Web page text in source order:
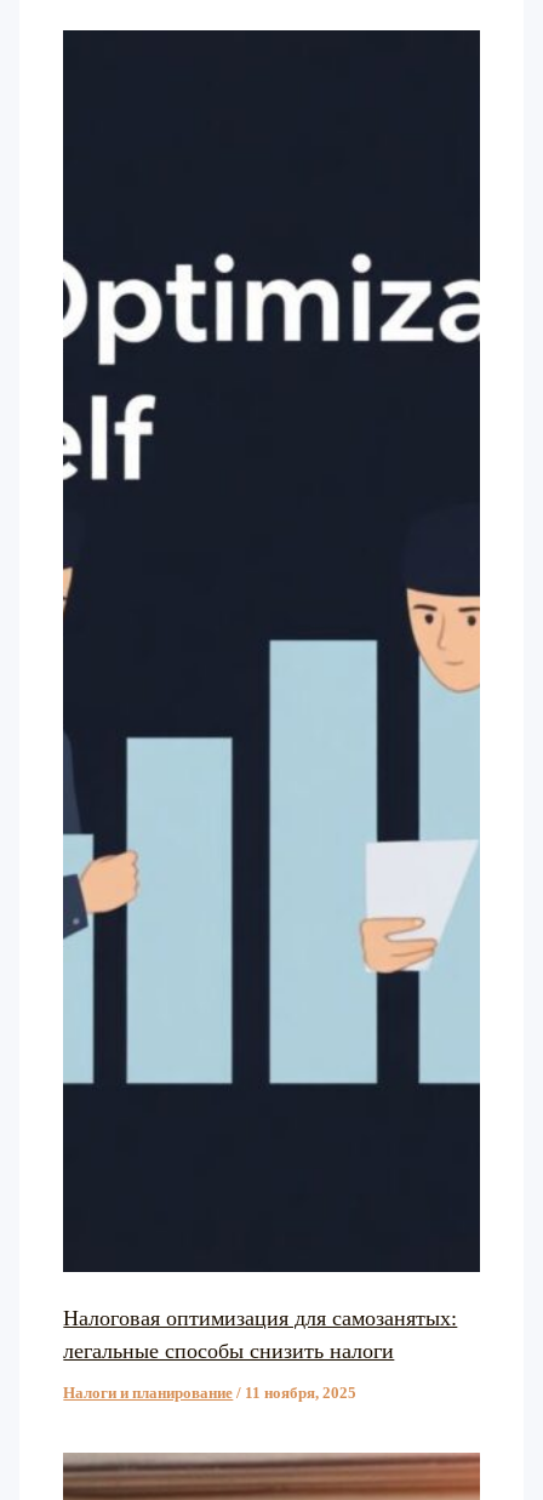
Налоговая оптимизация для самозанятых:
легальные способы снизить налоги
Налоги и планирование / 11 ноября, 2025